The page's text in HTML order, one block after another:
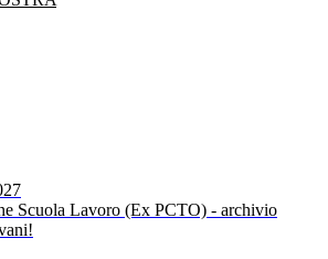
Scuola Lavoro (Ex PCTO) - archivio